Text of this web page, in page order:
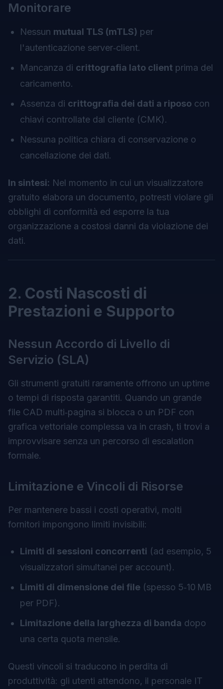
Monitorare
Nessun mutual TLS (mTLS) per
l'autenticazione server‑client.
Mancanza di crittografia lato client prima del
caricamento.
Assenza di crittografia dei dati a riposo con
chiavi controllate dal cliente (CMK).
Nessuna politica chiara di conservazione o
cancellazione dei dati.
In sintesi: Nel momento in cui un visualizzatore
gratuito elabora un documento, potresti violare gli
obblighi di conformità ed esporre la tua
organizzazione a costosi danni da violazione dei
dati.
2. Costi Nascosti di
Prestazioni e Supporto
Nessun Accordo di Livello di
Servizio (SLA)
Gli strumenti gratuiti raramente offrono un uptime
o tempi di risposta garantiti. Quando un grande
file CAD multi‑pagina si blocca o un PDF con
grafica vettoriale complessa va in crash, ti trovi a
improvvisare senza un percorso di escalation
formale.
Limitazione e Vincoli di Risorse
Per mantenere bassi i costi operativi, molti
fornitori impongono limiti invisibili:
Limiti di sessioni concorrenti (ad esempio, 5
visualizzatori simultanei per account).
Limiti di dimensione dei file (spesso 5‑10 MB
per PDF).
Limitazione della larghezza di banda dopo
una certa quota mensile.
Questi vincoli si traducono in perdita di
produttività: gli utenti attendono, il personale IT